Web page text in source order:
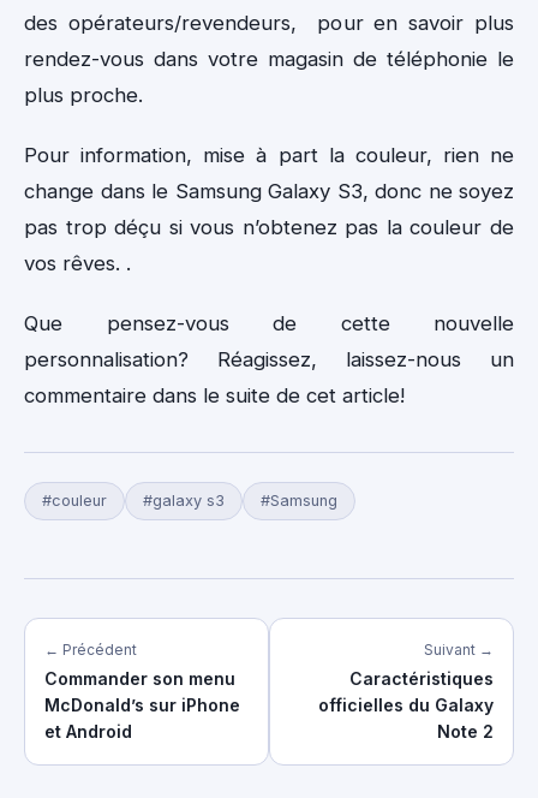
des opérateurs/revendeurs, pour en savoir plus
rendez-vous dans votre magasin de téléphonie le
plus proche.
Pour information, mise à part la couleur, rien ne
change dans le Samsung Galaxy S3, donc ne soyez
pas trop déçu si vous n’obtenez pas la couleur de
vos rêves. .
Que pensez-vous de cette nouvelle
personnalisation? Réagissez, laissez-nous un
commentaire dans le suite de cet article!
#couleur #galaxy s3 #Samsung
← Précédent
Commander son menu
McDonald’s sur iPhone
et Android
Suivant →
Caractéristiques
officielles du Galaxy
Note 2